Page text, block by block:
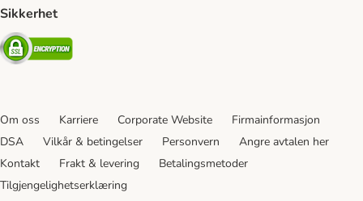
Sikkerhet
Security
Om oss Karriere Corporate Website
Firmainformasjon
DSA
Vilkår & betingelser Personvern
Angre avtalen her
Kontakt
Frakt & levering
Betalingsmetoder
Tilgjengelighetserklæring